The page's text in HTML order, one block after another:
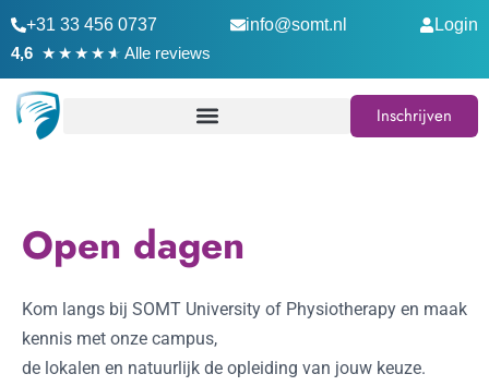
+31 33 456 0737 info@somt.nl
Login
4,6 ★★★★★ Alle reviews
Inschrijven
Open dagen
Kom langs bij SOMT University of Physiotherapy en maak
kennis met onze campus,
de lokalen en natuurlijk de opleiding van jouw keuze.